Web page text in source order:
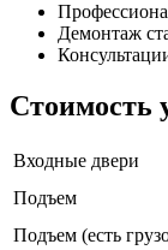
Демонтаж
Стоимость
Входные двери
Подъем
Подъем (есть